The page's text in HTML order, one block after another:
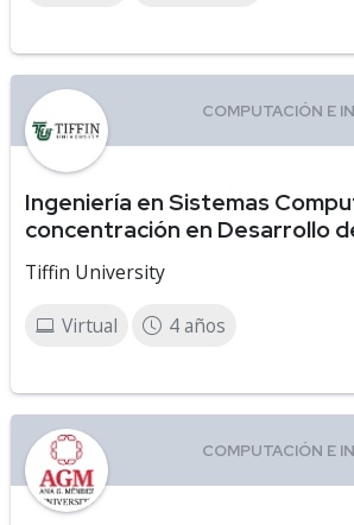
Ingeniería en Sistemas
concentración en Desarrollo
Tiffin University
Virtual 4 años